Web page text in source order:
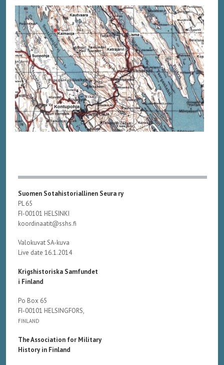
Suomen Sotahistoriallinen Seura ry
PL 65
FI-00101 HELSINKI
koordinaatit@sshs.fi
Valokuvat SA-kuva
Live date 16.1.2014
Krigshistoriska Samfundet
i Finland
Po Box 65
FI-00101 HELSINGFORS,
FINLAND
The Association for Military
History in Finland